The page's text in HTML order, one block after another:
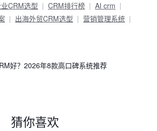
CRM选型 CRM排行榜
AI crm
出海外贸CRM选型
营销管理系统
好？2026年8款高口碑系统推荐
猜你喜欢